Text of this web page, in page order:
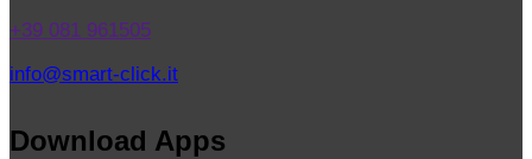
+39 081 961505
info@smart-click.it
Download Apps